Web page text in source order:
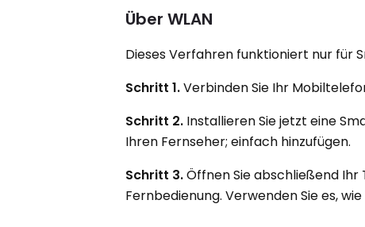
Über WLAN
Dieses Verfahren funktioniert nur für
Schritt 1.Verbinden Sie Ihr
Schritt 2. Installieren Sie jetzt eine
Ihren Fernseher; einfach hinzufügen.
Schritt 3.Öffnen Sie abschließend Ihr
Fernbedienung. Verwenden Sie es,